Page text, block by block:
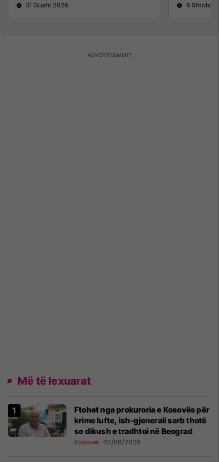
31 Gusht 2026
6 Shtator
Më të lexuarat
Ftohet nga prokuroria e Kosovës për
krime lufte, ish-gjenerali serb thotë
se dikush e tradhtoi në Beograd
Kosovë 02/08/2026